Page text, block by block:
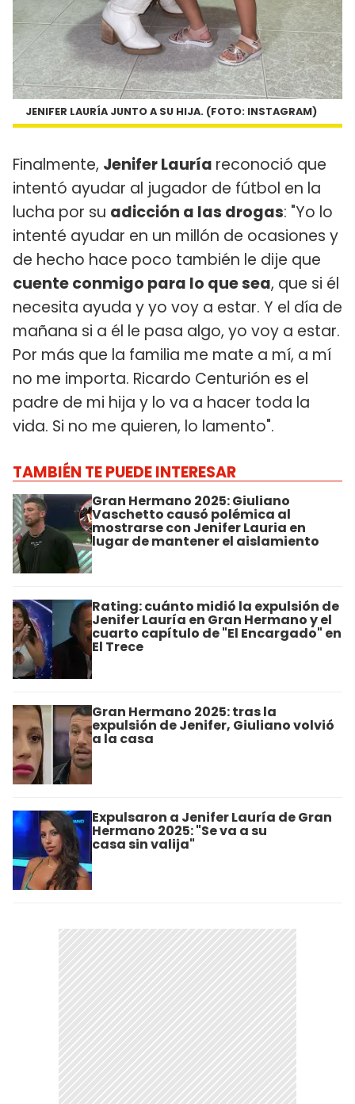
JENIFER LAURÍA JUNTO A SU HIJA. (FOTO: INSTAGRAM)
Finalmente, Jenifer Lauría reconoció que
intentó ayudar al jugador de fútbol en la
lucha por su adicción a las drogas: "Yo lo
intenté ayudar en un millón de ocasiones y
de hecho hace poco también le dije que
cuente conmigo para lo que sea, que si él
necesita ayuda y yo voy a estar. Y el día de
mañana si a él le pasa algo, yo voy a estar.
Por más que la familia me mate a mí, a mí
no me importa. Ricardo Centurión es el
padre de mi hija y lo va a hacer toda la
vida. Si no me quieren, lo lamento".
TAMBIÉN TE PUEDE INTERESAR
Gran Hermano 2025: Giuliano
Vaschetto causó polémica al
mostrarse con Jenifer Lauria en
lugar de mantener el aislamiento
Rating: cuánto midió la expulsión de
Jenifer Lauría en Gran Hermano y el
cuarto capítulo de "El Encargado" en
El Trece
Gran Hermano 2025: tras la
expulsión de Jenifer, Giuliano volvió
a la casa
Expulsaron a Jenifer Lauría de Gran
Hermano 2025: "Se va a su
casa sin valija"